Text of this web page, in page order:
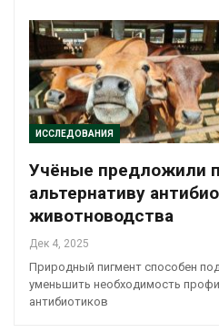
ИССЛЕДОВАНИЯ
Учёные предложили
альтернативу
животноводства
Дек 4, 2025
Природный пигмент способен
уменьшить необходимость
антибиотиков